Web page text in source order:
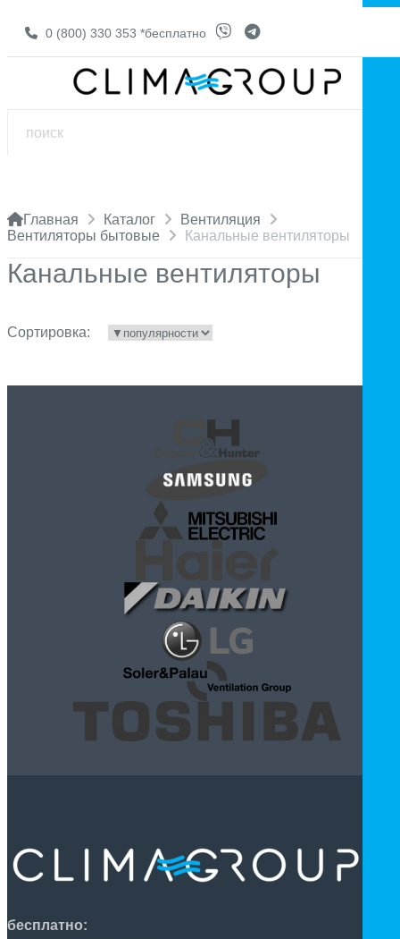
0 (800) 330 353 *бесплатно
Главная Каталог
Вентиляция
Вентиляторы бытовые
Канальные вентиляторы
Канальные вентиляторы
Сортировка:
бесплатно: